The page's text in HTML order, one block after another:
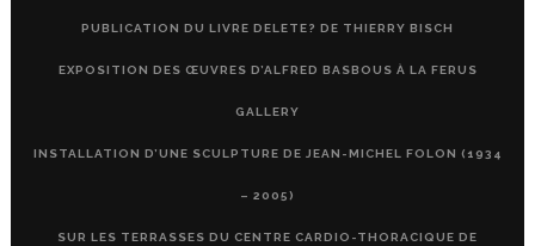
PUBLICATION DU LIVRE DELETE? DE THIERRY BISCH
EXPOSITION DES ŒUVRES D’ALFRED BASBOUS À LA FERUS
GALLERY
INSTALLATION D’UNE SCULPTURE DE JEAN-MICHEL FOLON (1934
– 2005)
SUR LES TERRASSES DU CENTRE CARDIO-THORACIQUE DE